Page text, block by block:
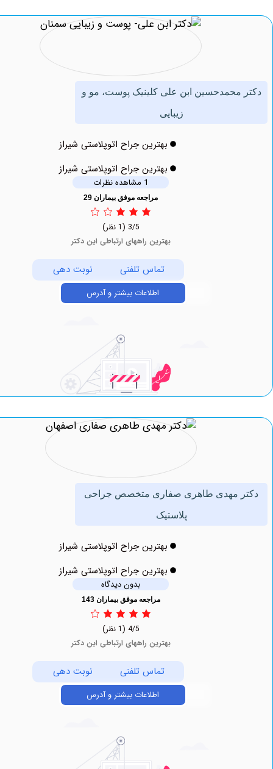
‏محمدحسین ‏ابن ‏علی کلینیک پوست، مو و
بهترین جراح اتوپلاستی شیراز
بهترین جراح اتوپلاستی شیراز
مراجعه موفق بیماران 29
بهترین راههای ارتباطی این دکتر
تماس تلفنی نوبت دهی
اطلاعات بیشتر و آدرس
مهدی طاهری صفاری متخصص جراحی
بهترین جراح اتوپلاستی شیراز
بهترین جراح اتوپلاستی شیراز
بدون دیدگاه
مراجعه موفق بیماران 143
بهترین راههای ارتباطی این دکتر
تماس تلفنی نوبت دهی
اطلاعات بیشتر و آدرس